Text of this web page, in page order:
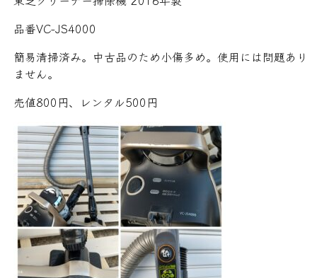
品番VC-JS4000
簡易清掃済み。中古品のため小傷多め。使用には問題あり
ません。
売値800円、レンタル500円